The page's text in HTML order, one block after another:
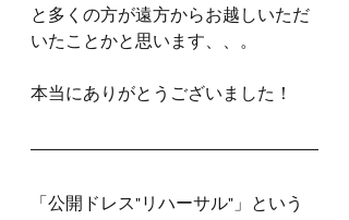
と多くの方が遠方からお越しいただ
いたことかと思います、、。
本当にありがとうございました！
「公開ドレス"リハーサル"」という